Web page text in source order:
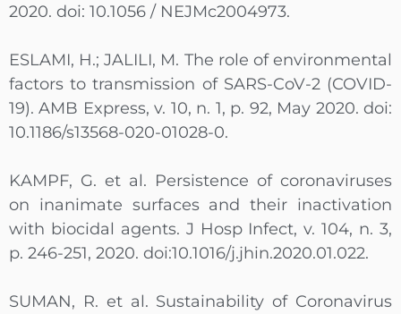
2020. doi: 10.1056 / NEJMc2004973.
ESLAMI, H.; JALILI, M. The role of environmental
factors to transmission of SARS-CoV-2 (COVID-
19). AMB Express, v. 10, n. 1, p. 92, May 2020. doi:
10.1186/s13568-020-01028-0.
KAMPF, G. et al. Persistence of coronaviruses
on inanimate surfaces and their inactivation
with biocidal agents. J Hosp Infect, v. 104, n. 3,
p. 246-251, 2020. doi:10.1016/j.jhin.2020.01.022.
SUMAN, R. et al. Sustainability of Coronavirus